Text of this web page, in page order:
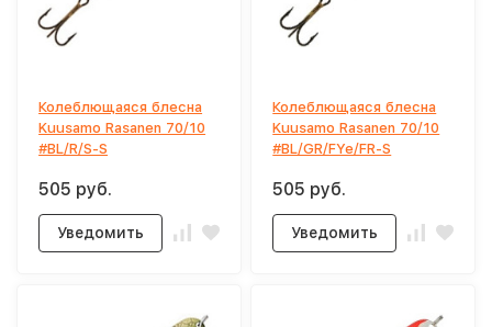
Колеблющаяся блесна
Kuusamo Rasanen 70/10
#BL/R/S-S
505 руб.
Уведомить
Колеблющаяся блесна
Kuusamo Rasanen 70/10
#BL/GR/FYe/FR-S
505 руб.
Уведомить